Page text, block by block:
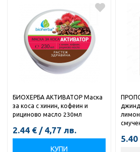
БИОХЕРБА АКТИВАТОР Маска
за коса с хинин, кофеин и
рициново масло 230мл
2.44 € / 4,77 лв.
КУПИ
5.40